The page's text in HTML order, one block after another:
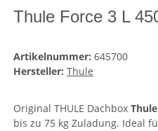
Thule Force 3 L
Artikelnummer: 645700
Hersteller: Thule
Original THULE Dachbox
bis zu 75 kg Zuladung. Ideal